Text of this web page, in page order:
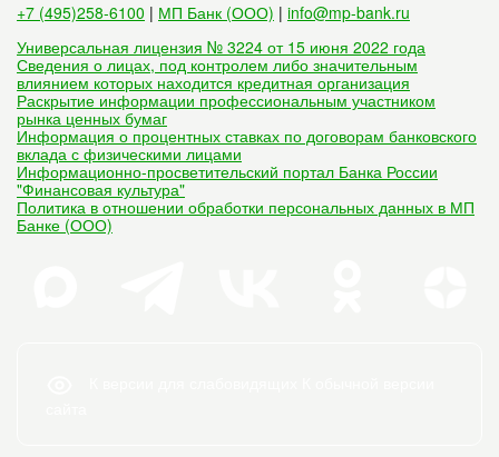
+7 (495)258-6100 | МП Банк (ООО) | info@mp-bank.ru
Универсальная лицензия № 3224 от 15 июня 2022 года
Сведения о лицах, под контролем либо значительным
влиянием которых находится кредитная организация
Раскрытие информации профессиональным участником
рынка ценных бумаг
Информация о процентных ставках по договорам банковского
вклада с физическими лицами
Информационно-просветительский портал Банка России
"Финансовая культура"
Политика в отношении обработки персональных данных в МП
Банке (ООО)